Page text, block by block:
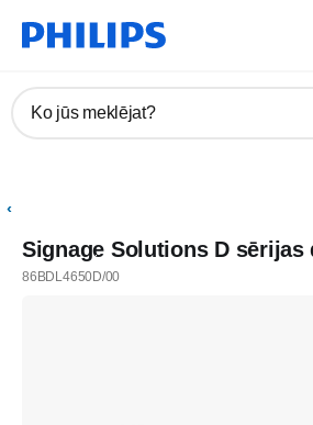
Ko jūs meklējat?
Signage Solutions D sērijas
86BDL4650D/00